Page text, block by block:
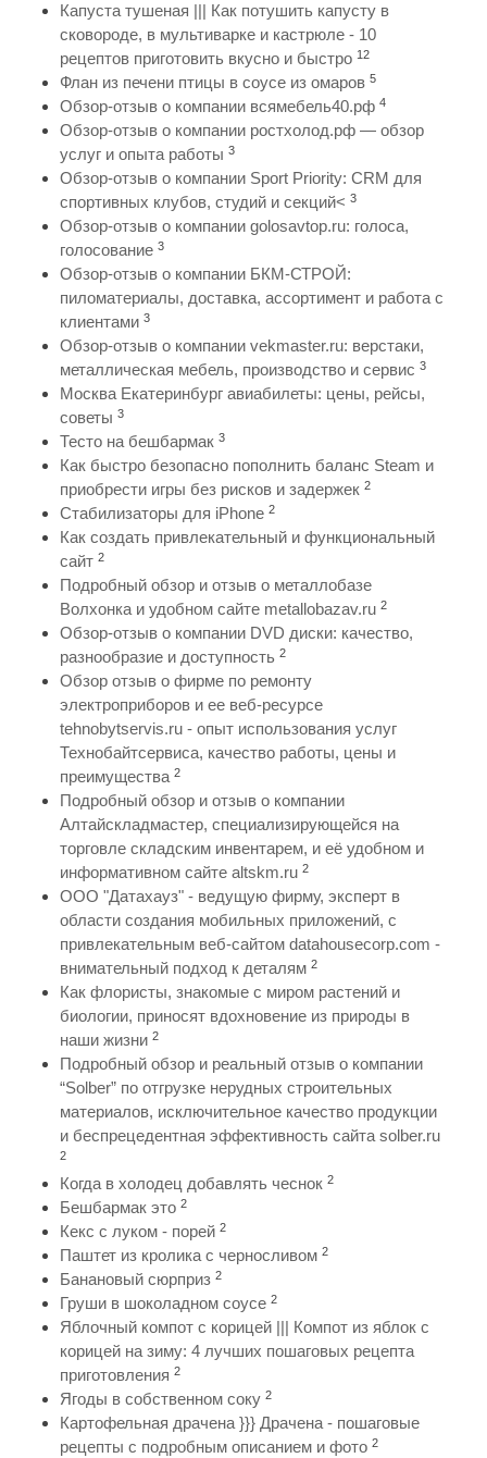
Капуста тушеная ||| Как потушить капусту в
сковороде, в мультиварке и кастрюле - 10
рецептов приготовить вкусно и быстро 12
Флан из печени птицы в соусе из омаров 5
Обзор-отзыв о компании всямебель40.рф 4
Обзор-отзыв о компании ростхолод.рф — обзор
услуг и опыта работы 3
Обзор-отзыв о компании Sport Priority: CRM для
спортивных клубов, студий и секций< 3
Обзор-отзыв о компании golosavtop.ru: голоса,
голосование 3
Обзор-отзыв о компании БКМ-СТРОЙ:
пиломатериалы, доставка, ассортимент и работа с
клиентами 3
Обзор-отзыв о компании vekmaster.ru: верстаки,
металлическая мебель, производство и сервис 3
Москва Екатеринбург авиабилеты: цены, рейсы,
советы 3
Тесто на бешбармак 3
Как быстро безопасно пополнить баланс Steam и
приобрести игры без рисков и задержек 2
Стабилизаторы для iPhone 2
Как создать привлекательный и функциональный
сайт 2
Подробный обзор и отзыв о металлобазе
Волхонка и удобном сайте metallobazav.ru 2
Обзор-отзыв о компании DVD диски: качество,
разнообразие и доступность 2
Обзор отзыв о фирме по ремонту
электроприборов и ее веб-ресурсе
tehnobytservis.ru - опыт использования услуг
Технобайтсервиса, качество работы, цены и
преимущества 2
Подробный обзор и отзыв о компании
Алтайскладмастер, специализирующейся на
торговле складским инвентарем, и её удобном и
информативном сайте altskm.ru 2
ООО "Датахауз" - ведущую фирму, эксперт в
области создания мобильных приложений, с
привлекательным веб-сайтом datahousecorp.com -
внимательный подход к деталям 2
Как флористы, знакомые с миром растений и
биологии, приносят вдохновение из природы в
наши жизни 2
Подробный обзор и реальный отзыв о компании
“Solber” по отгрузке нерудных строительных
материалов, исключительное качество продукции
и беспрецедентная эффективность сайта solber.ru
2
Когда в холодец добавлять чеснок 2
Бешбармак это 2
Кекс с луком - порей 2
Паштет из кролика с черносливом 2
Банановый сюрприз 2
Груши в шоколадном соусе 2
Яблочный компот с корицей ||| Компот из яблок с
корицей на зиму: 4 лучших пошаговых рецепта
приготовления 2
Ягоды в собственном соку 2
Картофельная драчена }}} Драчена - пошаговые
рецепты с подробным описанием и фото 2